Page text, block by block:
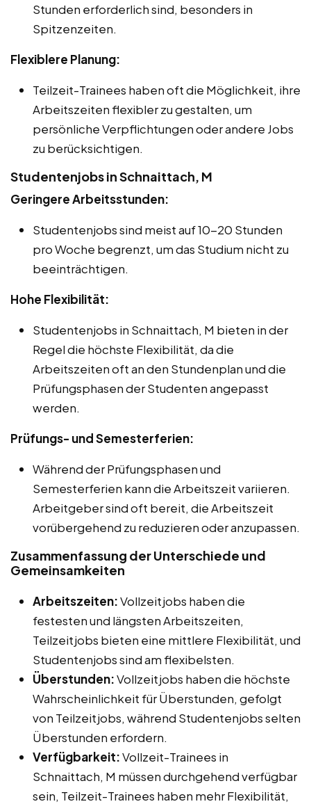
Stunden erforderlich sind, besonders in
Spitzenzeiten.
Flexiblere Planung:
Teilzeit-Trainees haben oft die Möglichkeit, ihre
Arbeitszeiten flexibler zu gestalten, um
persönliche Verpflichtungen oder andere Jobs
zu berücksichtigen.
Studentenjobs in Schnaittach, M
Geringere Arbeitsstunden:
Studentenjobs sind meist auf 10-20 Stunden
pro Woche begrenzt, um das Studium nicht zu
beeinträchtigen.
Hohe Flexibilität:
Studentenjobs in Schnaittach, M bieten in der
Regel die höchste Flexibilität, da die
Arbeitszeiten oft an den Stundenplan und die
Prüfungsphasen der Studenten angepasst
werden.
Prüfungs- und Semesterferien:
Während der Prüfungsphasen und
Semesterferien kann die Arbeitszeit variieren.
Arbeitgeber sind oft bereit, die Arbeitszeit
vorübergehend zu reduzieren oder anzupassen.
Zusammenfassung der Unterschiede und
Gemeinsamkeiten
Arbeitszeiten:Vollzeitjobs haben die
festesten und längsten Arbeitszeiten,
Teilzeitjobs bieten eine mittlere Flexibilität, und
Studentenjobs sind am flexibelsten.
Überstunden:Vollzeitjobs haben die höchste
Wahrscheinlichkeit für Überstunden, gefolgt
von Teilzeitjobs, während Studentenjobs selten
Überstunden erfordern.
Verfügbarkeit:Vollzeit-Trainees in
Schnaittach, M müssen durchgehend verfügbar
sein, Teilzeit-Trainees haben mehr Flexibilität,